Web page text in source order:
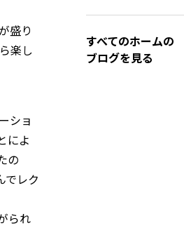
盛り
楽し
ショ
によ
の
でレク
られ
すべてのホームの
ブログを見る